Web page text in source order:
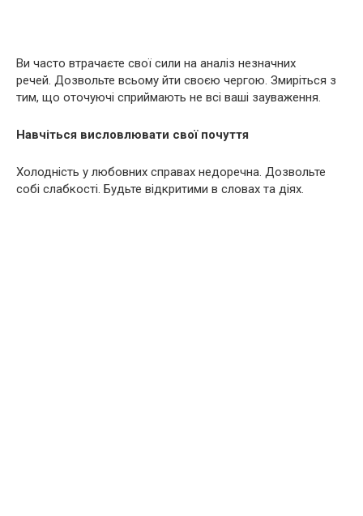
Ви часто втрачаєте свої сили на аналіз незначних
речей. Дозвольте всьому йти своєю чергою. Змиріться з
тим, що оточуючі сприймають не всі ваші зауваження.
Навчіться висловлювати свої почуття
Холодність у любовних справах недоречна. Дозвольте
собі слабкості. Будьте відкритими в словах та діях.